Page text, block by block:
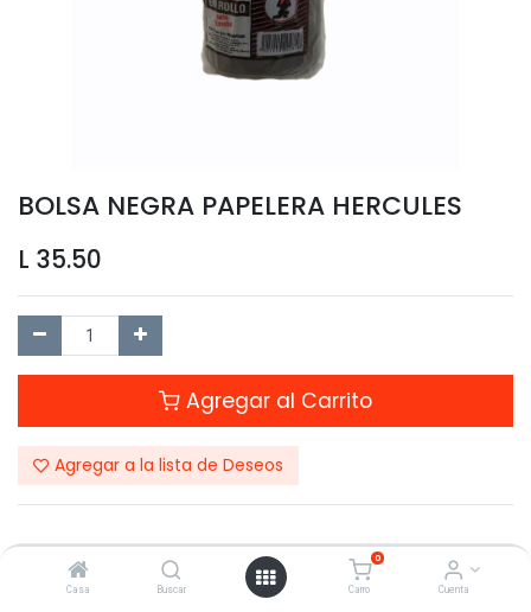
Casa Buscar
0
Carro Cuenta
BOLSA NEGRA PAPELERA HERCULES
L 35.50
Agregar al Carrito
Agregar a la lista de Deseos
Compartir este Producto: